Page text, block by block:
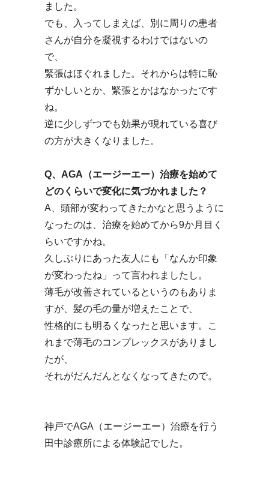
ました。
でも、入ってしまえば、別に周りの患者
さんが自分を凝視するわけではないの
で、
緊張はほぐれました。それからは特に恥
ずかしいとか、緊張とかはなかったです
ね。
逆に少しずつでも効果が現れている喜び
の方が大きくなりました。
Q、AGA（エージーエー）治療を始めて
どのくらいで変化に気づかれました？
A、頭部が変わってきたかなと思うように
なったのは、治療を始めてから9か月目く
らいですかね。
久しぶりにあった友人にも「なんか印象
が変わったね」って言われましたし。
薄毛が改善されているというのもありま
すが、髪の毛の量が増えたことで、
性格的にも明るくなったと思います。こ
れまで薄毛のコンプレックスがありまし
たが、
それがだんだんとなくなってきたので。
神戸でAGA（エージーエー）治療を行う
田中診療所による体験記でした。